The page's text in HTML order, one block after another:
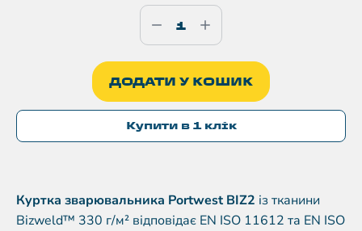
ДОДАТИ У КОШИК
Купити в 1 клік
Куртка зварювальника Portwest BIZ2 із тканини
Bizweld™ 330 г/м² відповідає EN ISO 11612 та EN ISO